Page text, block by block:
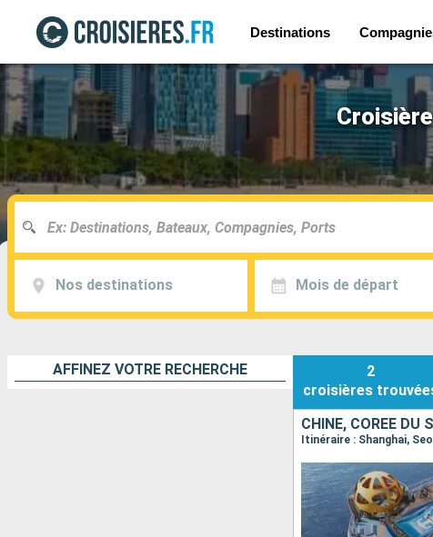
Destinations
Nos destinations Mois de départ
AFFINEZ VOTRE RECHERCHE
2
croisières
CHINE, CORÉE DU
Itinéraire : Shanghai,